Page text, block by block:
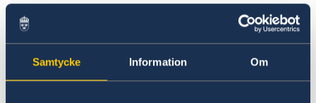
Samtycke Information Om
Om du behöver hjälp med andra ärenden, så
som att kontrollera ditt pass, bör du kontakta
Sveriges ambassad i Bogotá på följande e-post:
ambassaden.bogota-migrations@gov.se